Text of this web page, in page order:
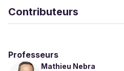
Contributeurs
Professeurs
Mathieu Nebra